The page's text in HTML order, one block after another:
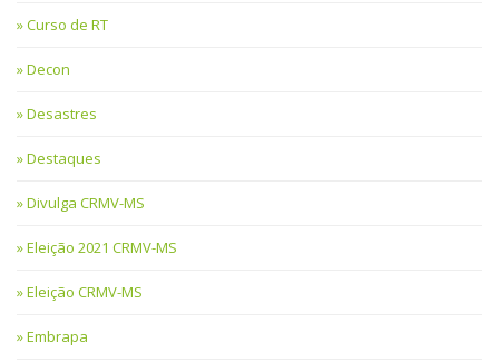
Curso de RT
Decon
Desastres
Destaques
Divulga CRMV-MS
Eleição 2021 CRMV-MS
Eleição CRMV-MS
Embrapa